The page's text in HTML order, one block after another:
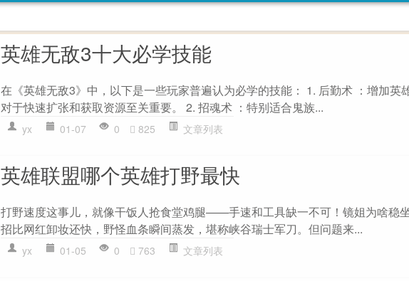
英雄无敌3十大必学技能
在《英雄无敌3》中，以下是一些玩家普遍认为必学的技能： 1. 后勤术 ：增加英
对于快速扩张和获取资源至关重要。 2. 招魂术 ：特别适合鬼族...
yx 01-07 0 825 文章列表
英雄联盟哪个英雄打野最快
打野速度这事儿，就像干饭人抢食堂鸡腿——手速和工具缺一不可！镜姐为啥稳
招比网红卸妆还快，野怪血条瞬间蒸发，堪称峡谷瑞士军刀。但问题来...
yx 01-05 0 763 文章列表